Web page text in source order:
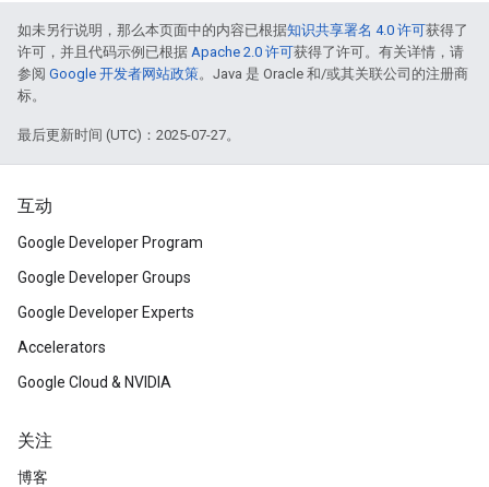
如未另行说明，那么本页面中的内容已根据知识共享署名 4.0 许可获得了
许可，并且代码示例已根据 Apache 2.0 许可获得了许可。有关详情，请
参阅 Google 开发者网站政策。Java 是 Oracle 和/或其关联公司的注册商
标。
最后更新时间 (UTC)：2025-07-27。
互动
Google Developer Program
Google Developer Groups
Google Developer Experts
Accelerators
Google Cloud & NVIDIA
关注
博客